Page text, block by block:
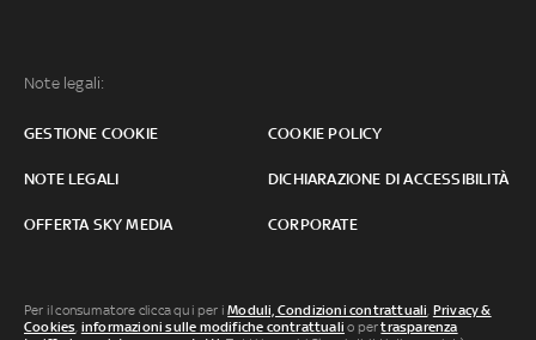
Note legali:
GESTIONE COOKIE COOKIE POLICY
NOTE LEGALI DICHIARAZIONE DI ACCESSIBILITÀ
OFFERTA SKY MEDIA CORPORATE
Per il consumatore clicca qui per iModuli, Condizioni contrattuali, Privacy &
Cookies, informazioni sulle modifiche contrattuali o pertrasparenza